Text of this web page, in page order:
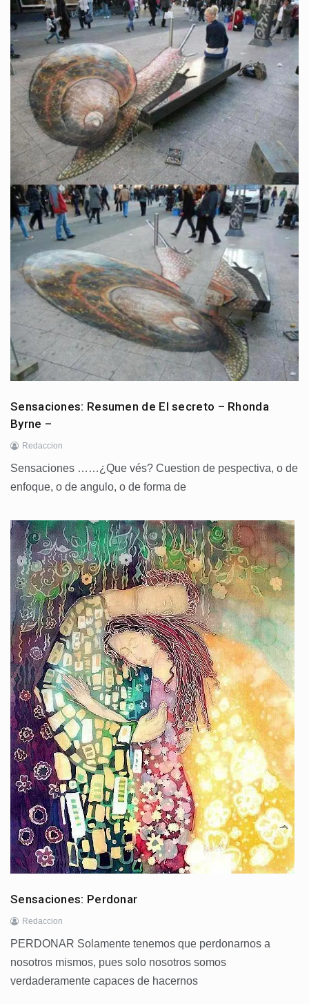
Sensaciones: Resumen de El secreto – Rhonda
Byrne –
Redaccion
Sensaciones ……¿Que vés? Cuestion de pespectiva, o de
enfoque, o de angulo, o de forma de
Sensaciones: Perdonar
Redaccion
PERDONAR Solamente tenemos que perdonarnos a
nosotros mismos, pues solo nosotros somos
verdaderamente capaces de hacernos